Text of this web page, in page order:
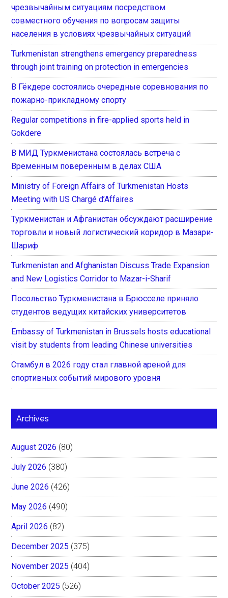
чрезвычайным ситуациям посредством
совместного обучения по вопросам защиты
населения в условиях чрезвычайных ситуаций
Turkmenistan strengthens emergency preparedness
through joint training on protection in emergencies
В Гёкдере состоялись очередные соревнования по
пожарно-прикладному спорту
Regular competitions in fire-applied sports held in
Gokdere
В МИД Туркменистана состоялась встреча с
Временным поверенным в делах США
Ministry of Foreign Affairs of Turkmenistan Hosts
Meeting with US Chargé d’Affaires
Туркменистан и Афганистан обсуждают расширение
торговли и новый логистический коридор в Мазари-
Шариф
Turkmenistan and Afghanistan Discuss Trade Expansion
and New Logistics Corridor to Mazar-i-Sharif
Посольство Туркменистана в Брюсселе приняло
студентов ведущих китайских университетов
Embassy of Turkmenistan in Brussels hosts educational
visit by students from leading Chinese universities
Стамбул в 2026 году стал главной ареной для
спортивных событий мирового уровня
Archives
August 2026 (80)
July 2026 (380)
June 2026 (426)
May 2026 (490)
April 2026 (82)
December 2025 (375)
November 2025 (404)
October 2025 (526)